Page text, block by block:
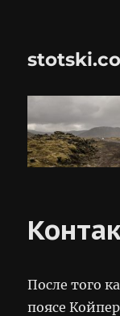
После того
поясе